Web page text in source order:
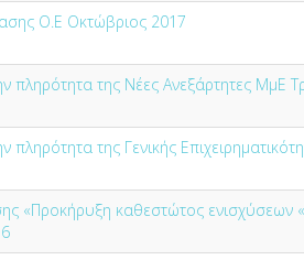
Ο.Ε Οκτώβριος 2017
πληρότητα της Νέες Ανεξάρτητες ΜμΕ
πληρότητα της Γενικής
«Προκήρυξη καθεστώτος ενισχύσεων